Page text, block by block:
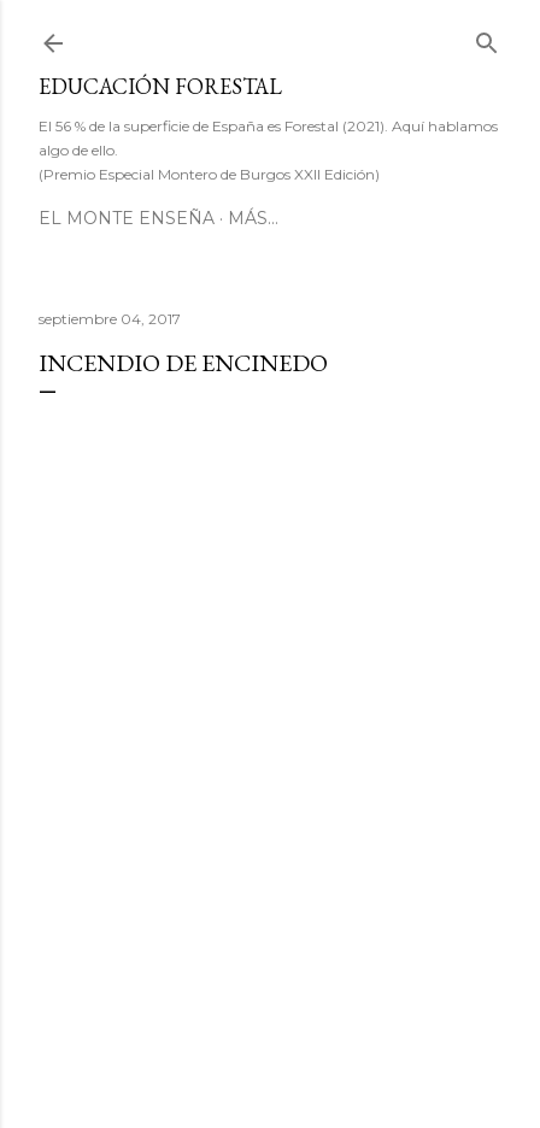
EDUCACIÓN FORESTAL
El 56 % de la superficie de España es Forestal (2021). Aquí hablamos
algo de ello.
(Premio Especial Montero de Burgos XXII Edición)
EL MONTE ENSEÑA MÁS…
septiembre 04, 2017
INCENDIO DE ENCINEDO